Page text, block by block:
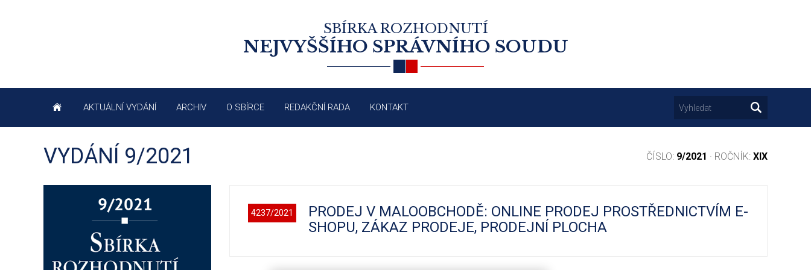
SBÍRKA ROZHODNUTÍ
NEJVYŠŠÍHO SPRÁVNÍHO SOUDU
AKTUÁLNÍ VYDÁNÍ ARCHIV O SBÍRCE REDAKČNÍ RADA KONTAKT
VYDÁNÍ 9/2021 ČÍSLO: 9/2021 · ROČNÍK: XIX
4237/2021
PRODEJ V MALOOBCHODĚ: ONLINE PRODEJ PROSTŘEDNICTVÍM E-
SHOPU, ZÁKAZ PRODEJE, PRODEJNÍ PLOCHA